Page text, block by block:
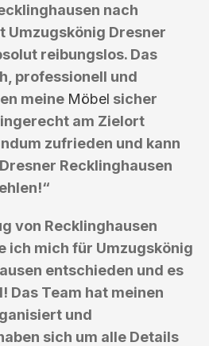
nach
Umzugskönig Dresner
reibungslos. Das
professionell und
meine Möbel sicher
am Zielort
zufrieden und kann
Recklinghausen
von Recklinghausen
ich mich für Umzugskönig
entschieden und es
Das Team hat meinen
und
sich um alle Details